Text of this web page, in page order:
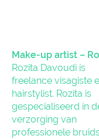
Make-up artist –
Rozita Davoudi is
freelance visagiste
hairstylist. Rozita is
gespecialiseerd in
verzorging van
professionele